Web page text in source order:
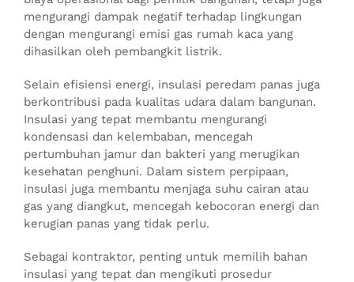
mengurangi dampak negatif terhadap lingkungan
dengan mengurangi emisi gas rumah kaca yang
dihasilkan oleh pembangkit listrik.
Selain efisiensi energi, insulasi peredam panas juga
berkontribusi pada kualitas udara dalam bangunan.
Insulasi yang tepat membantu mengurangi
kondensasi dan kelembaban, mencegah
pertumbuhan jamur dan bakteri yang merugikan
kesehatan penghuni. Dalam sistem perpipaan,
insulasi juga membantu menjaga suhu cairan atau
gas yang diangkut, mencegah kebocoran energi dan
kerugian panas yang tidak perlu.
Sebagai kontraktor, penting untuk memilih bahan
insulasi yang tepat dan mengikuti prosedur